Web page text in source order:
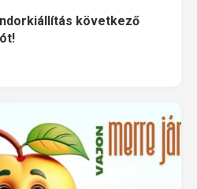
következő